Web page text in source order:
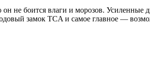
не боится влаги и морозов. Усиленные
замок TCA и самое главное —